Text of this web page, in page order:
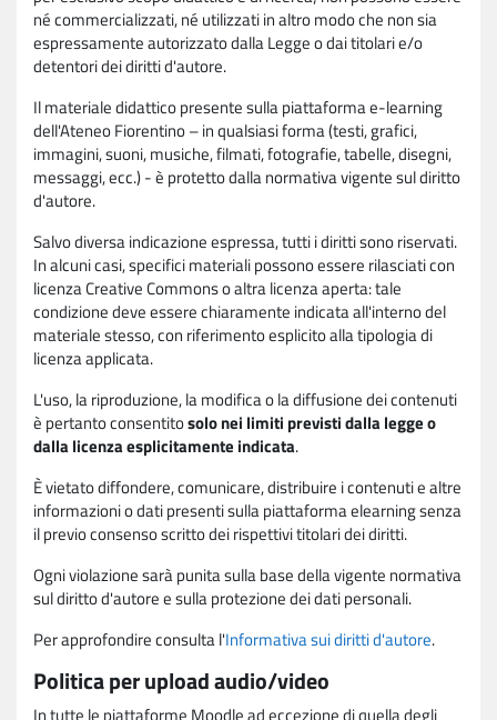
né commercializzati, né utilizzati in altro modo che non sia
espressamente autorizzato dalla Legge o dai titolari e/o
detentori dei diritti d'autore.
Il materiale didattico presente sulla piattaforma e-learning
dell'Ateneo Fiorentino – in qualsiasi forma (testi, grafici,
immagini, suoni, musiche, filmati, fotografie, tabelle, disegni,
messaggi, ecc.) - è protetto dalla normativa vigente sul diritto
d'autore.
Salvo diversa indicazione espressa, tutti i diritti sono riservati.
In alcuni casi, specifici materiali possono essere rilasciati con
licenza Creative Commons o altra licenza aperta: tale
condizione deve essere chiaramente indicata all'interno del
materiale stesso, con riferimento esplicito alla tipologia di
licenza applicata.
L'uso, la riproduzione, la modifica o la diffusione dei contenuti
è pertanto consentitosolo nei limiti previsti dalla legge o
dalla licenza esplicitamente indicata.
È vietato diffondere, comunicare, distribuire i contenuti e altre
informazioni o dati presenti sulla piattaforma elearning senza
il previo consenso scritto dei rispettivi titolari dei diritti.
Ogni violazione sarà punita sulla base della vigente normativa
sul diritto d'autore e sulla protezione dei dati personali.
Per approfondire consulta l'Informativa sui diritti d'autore.
Politica per upload audio/video
In tutte le piattaforme Moodle ad eccezione di quella degli